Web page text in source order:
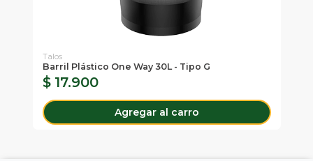
Talos
Barril Plástico One Way 30L - Tipo G
$ 17.900
Agregar al carro